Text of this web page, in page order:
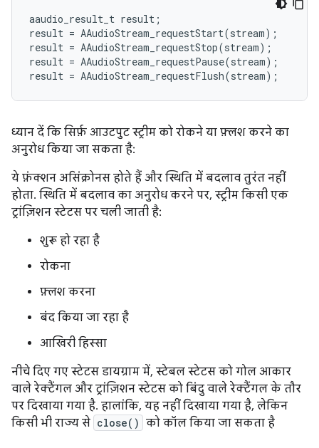
aaudio_result_t result ;
result = AAudioStream_requestStart(stream);
result = AAudioStream_requestStop(stream);
result = AAudioStream_requestPause(stream);
result = AAudioStream_requestFlush(stream);
ध्यान दें कि सिर्फ़ आउटपुट स्ट्रीम को रोकने या फ़्लश करने का
अनुरोध किया जा सकता है:
ये फ़ंक्शन असिंक्रोनस होते हैं और स्थिति में बदलाव तुरंत नहीं
होता. स्थिति में बदलाव का अनुरोध करने पर, स्ट्रीम किसी एक
ट्रांज़िशन स्टेटस पर चली जाती है:
शुरू हो रहा है
रोकना
फ़्लश करना
बंद किया जा रहा है
आखिरी हिस्सा
नीचे दिए गए स्टेटस डायग्राम में, स्टेबल स्टेटस को गोल आकार
वाले रेक्टैंगल और ट्रांज़िशन स्टेटस को बिंदु वाले रेक्टैंगल के तौर
पर दिखाया गया है. हालांकि, यह नहीं दिखाया गया है, लेकिन
किसी भी राज्य से close() को कॉल किया जा सकता है